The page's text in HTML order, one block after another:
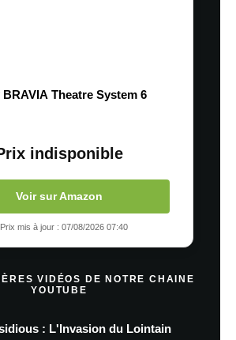
BRAVIA Theatre System 6
indisponible
Voir sur Amazon
Prix mis à jour : 07/08/2026 07:40
VIDÉOS DE NOTRE CHAINE
YOUTUBE
: L'Invasion du Lointain